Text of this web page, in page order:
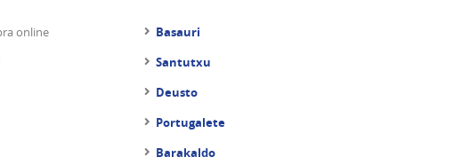
online
Basauri
Santutxu
Deusto
Portugalete
Barakaldo